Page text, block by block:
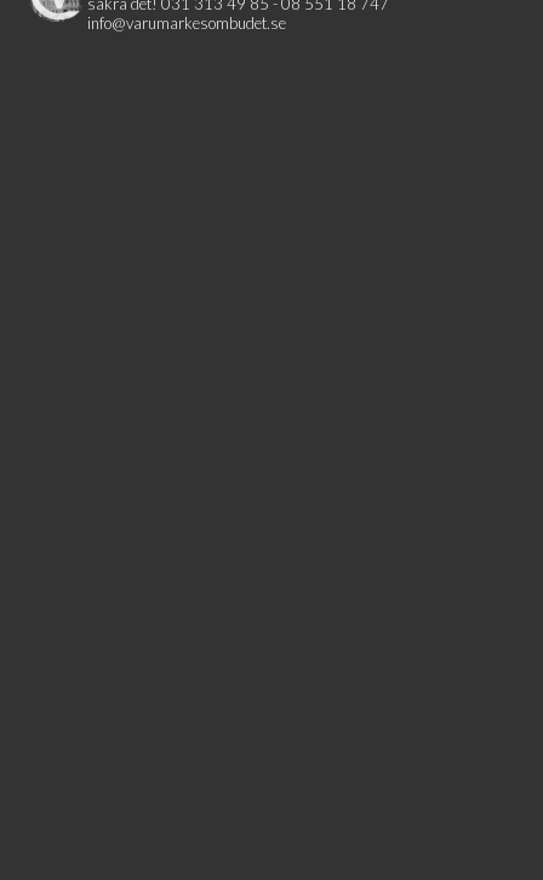
info@varumarkesombudet.se